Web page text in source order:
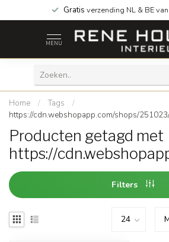
Gratis verzending NL & BE
MENU
Home / Tags
/
https://cdn.webshopapp.com/shops/
Producten getagd met
https://
Filters